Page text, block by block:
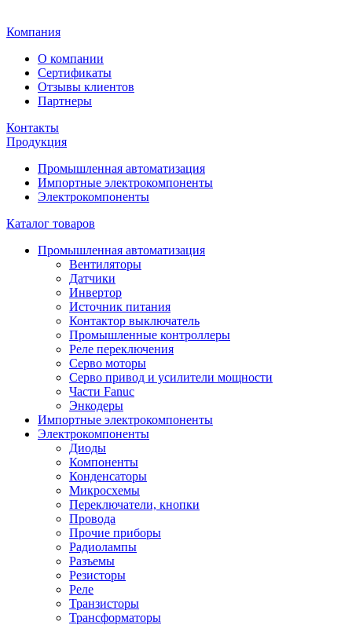
Компания
О компании
Сертификаты
Отзывы клиентов
Партнеры
Контакты
Продукция
Промышленная автоматизация
Импортные электрокомпоненты
Электрокомпоненты
Каталог товаров
Промышленная автоматизация
Вентиляторы
Датчики
Инвертор
Источник питания
Контактор выключатель
Промышленные контроллеры
Реле переключения
Серво моторы
Серво привод и усилители мощности
Части Fanuc
Энкодеры
Импортные электрокомпоненты
Электрокомпоненты
Диоды
Компоненты
Конденсаторы
Микросхемы
Переключатели, кнопки
Провода
Прочие приборы
Радиолампы
Разъемы
Резисторы
Реле
Транзисторы
Трансформаторы